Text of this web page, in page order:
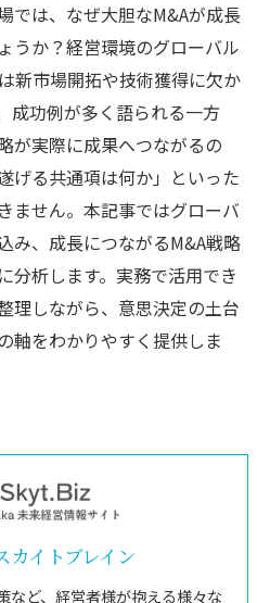
では、なぜ大胆なM&Aが成長
うか？経営環境のグローバル
新市場開拓や技術獲得に欠か
成功例が多く語られる一方
が実際に成果へつながるの
げる共通項は何か」といった
ません。本記事ではグローバ
み、成長につながるM&A戦略
分析します。実務で活用でき
理しながら、意思決定の土台
軸をわかりやすく提供しま
カイトブレイン
など、経営者様が抱える様々な